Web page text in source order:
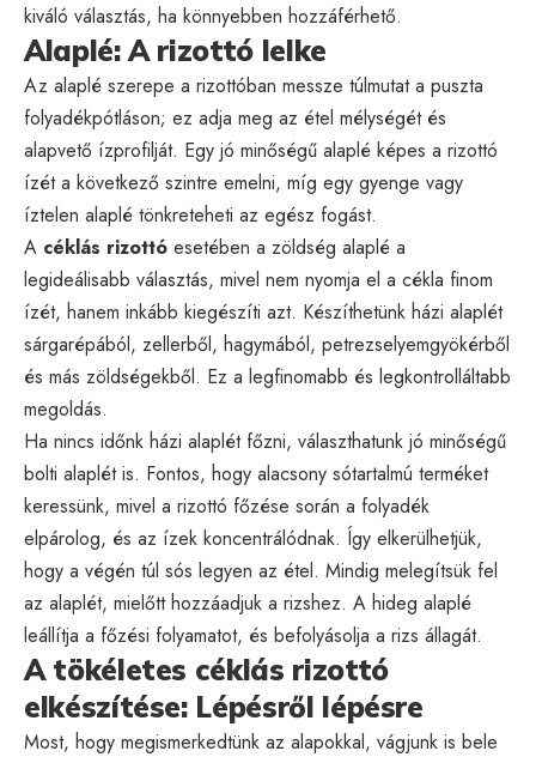
kiváló választás, ha könnyebben hozzáférhető.
Alaplé: A rizottó lelke
Az alaplé szerepe a rizottóban messze túlmutat a puszta
folyadékpótláson; ez adja meg az étel mélységét és
alapvető ízprofilját. Egy jó minőségű alaplé képes a rizottó
ízét a következő szintre emelni, míg egy gyenge vagy
íztelen alaplé tönkreteheti az egész fogást.
A céklás rizottó esetében a zöldség alaplé a
legideálisabb választás, mivel nem nyomja el a cékla finom
ízét, hanem inkább kiegészíti azt. Készíthetünk házi alaplét
sárgarépából, zellerből, hagymából, petrezselyemgyökérből
és más zöldségekből. Ez a legfinomabb és legkontrolláltabb
megoldás.
Ha nincs időnk házi alaplét főzni, választhatunk jó minőségű
bolti alaplét is. Fontos, hogy alacsony sótartalmú terméket
keressünk, mivel a rizottó főzése során a folyadék
elpárolog, és az ízek koncentrálódnak. Így elkerülhetjük,
hogy a végén túl sós legyen az étel. Mindig melegítsük fel
az alaplét, mielőtt hozzáadjuk a rizshez. A hideg alaplé
leállítja a főzési folyamatot, és befolyásolja a rizs állagát.
A tökéletes céklás rizottó
elkészítése: Lépésről lépésre
Most, hogy megismerkedtünk az alapokkal, vágjunk is bele